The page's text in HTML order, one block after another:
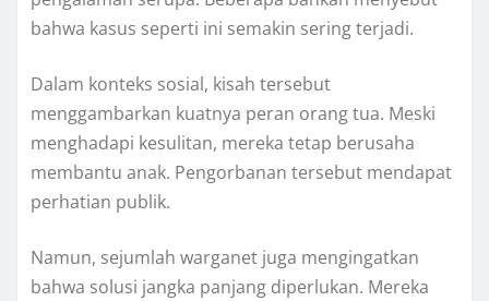
bahwa kasus seperti ini semakin sering terjadi.
Dalam konteks sosial, kisah tersebut
menggambarkan kuatnya peran orang tua. Meski
menghadapi kesulitan, mereka tetap berusaha
membantu anak. Pengorbanan tersebut mendapat
perhatian publik.
Namun, sejumlah warganet juga mengingatkan
bahwa solusi jangka panjang diperlukan. Mereka